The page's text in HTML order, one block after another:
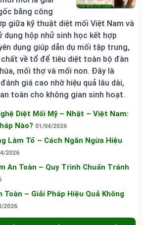
bằng công
giữa kỹ thuật diệt mối Việt Nam và
dụng hộp nhử sinh học kết hợp
dụng giúp dẫn dụ mối tập trung,
về tổ để tiêu diệt toàn bộ đàn
mối thợ và mối non. Đây là
giá cao nhờ hiệu quả lâu dài,
toàn cho không gian sinh hoạt.
Diệt Mối Mỹ – Nhật – Việt Nam:
Nào? 01/04/2026
Làm Tổ – Cách Ngăn Ngừa Hiệu
2026
An Toàn – Quy Trình Chuẩn Tránh
Toàn – Giải Pháp Hiệu Quả Không
2026